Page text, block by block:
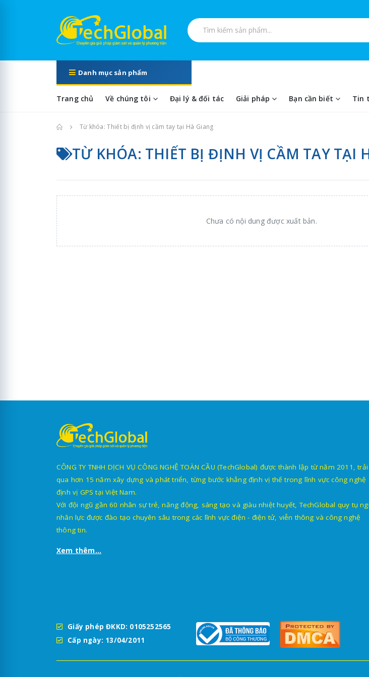
Tìm kiếm sản phẩm
Danh mục sản phẩm
Trang chủ Về chúng tôi Đại lý & đối tác Giải pháp Bạn cần biết Tin
Trang chủTừ khóa: Thiết bị định vị cầm tay tại Hà Giang
TỪ KHÓA: THIẾT BỊ ĐỊNH VỊ CẦM TAY TẠI
Chưa có nội dung được xuất bản.
CÔNG TY TNHH DỊCH VỤ CÔNG NGHỆ TOÀN CẦU (TechGlobal) được thành lập từ năm 2011, trải
qua hơn 15 năm xây dựng và phát triển, từng bước khẳng định vị thế trong lĩnh vực công nghệ
định vị GPS tại Việt Nam.
Với đội ngũ gần 60 nhân sự trẻ, năng động, sáng tạo và giàu nhiệt huyết, TechGlobal quy tụ
nhân lực được đào tạo chuyên sâu trong các lĩnh vực điện - điện tử, viễn thông và công nghệ
thông tin.
Xem thêm...
Giấy phép ĐKKD: 0105252565
Cấp ngày: 13/04/2011